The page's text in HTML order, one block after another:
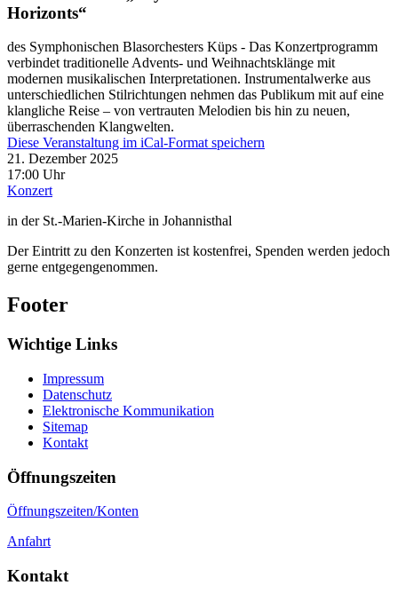
Horizonts“
des Symphonischen Blasorchesters Küps - Das Konzertprogramm
verbindet traditionelle Advents- und Weihnachtsklänge mit
modernen musikalischen Interpretationen. Instrumentalwerke aus
unterschiedlichen Stilrichtungen nehmen das Publikum mit auf eine
klangliche Reise – von vertrauten Melodien bis hin zu neuen,
überraschenden Klangwelten.
Diese Veranstaltung im iCal-Format speichern
21. Dezember 2025
17:00 Uhr
Konzert
in der St.-Marien-Kirche in Johannisthal
Der Eintritt zu den Konzerten ist kostenfrei, Spenden werden jedoch
gerne entgegengenommen.
Footer
Wichtige Links
Impressum
Datenschutz
Elektronische Kommunikation
Sitemap
Kontakt
Öffnungszeiten
Öffnungszeiten/Konten
Anfahrt
Kontakt